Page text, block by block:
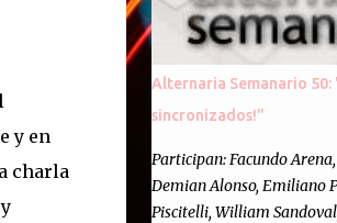
y en
charla
Alternaria Semanario 50:
sincronizados!"
Participan: Facundo
Demian Alonso, Emiliano
Piscitelli, William